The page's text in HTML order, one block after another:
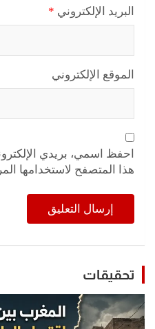
البريد الإلكتروني *
الموقع الإلكتروني
احفظ اسمي، بريدي
هذا المتصفح لاستخدامها
تحقيقات